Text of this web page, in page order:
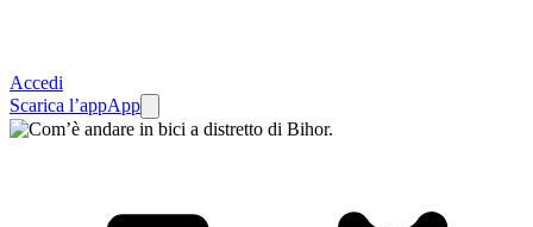
Accedi
Scarica l’appApp